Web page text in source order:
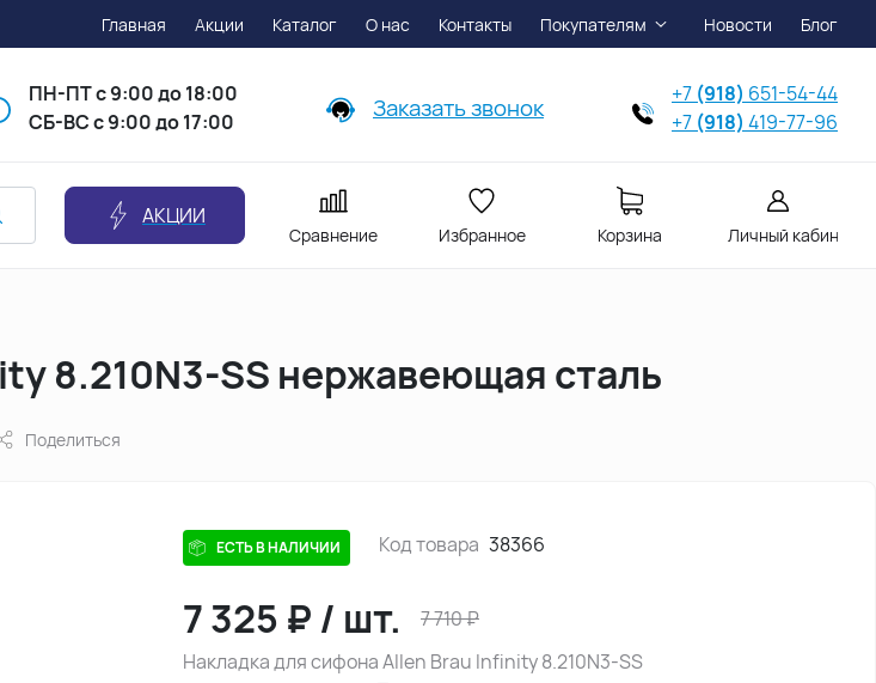
Главная Акции Каталог О нас Контакты Покупателям Новости Блог
ПН-ПТс 9:00 до 18:00
СБ-ВС с 9:00 до 17:00
Заказать звонок +7 (918) 651-54-44
+7 (918) 419-77-96
АКЦИИ
Сравнение Избранное Корзина Личный кабинет
8.210N3-SS нержавеющая сталь
Поделиться
ЕСТЬ В НАЛИЧИИ Код товара 38366
7 325 ₽ / шт. 7 710₽
Накладка для сифона Allen Brau Infinity 8.210N3-SS